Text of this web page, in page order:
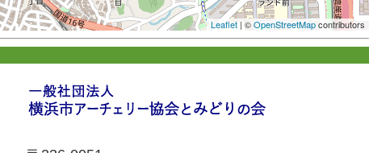
Leaflet | ©OpenStreetMapcontributors